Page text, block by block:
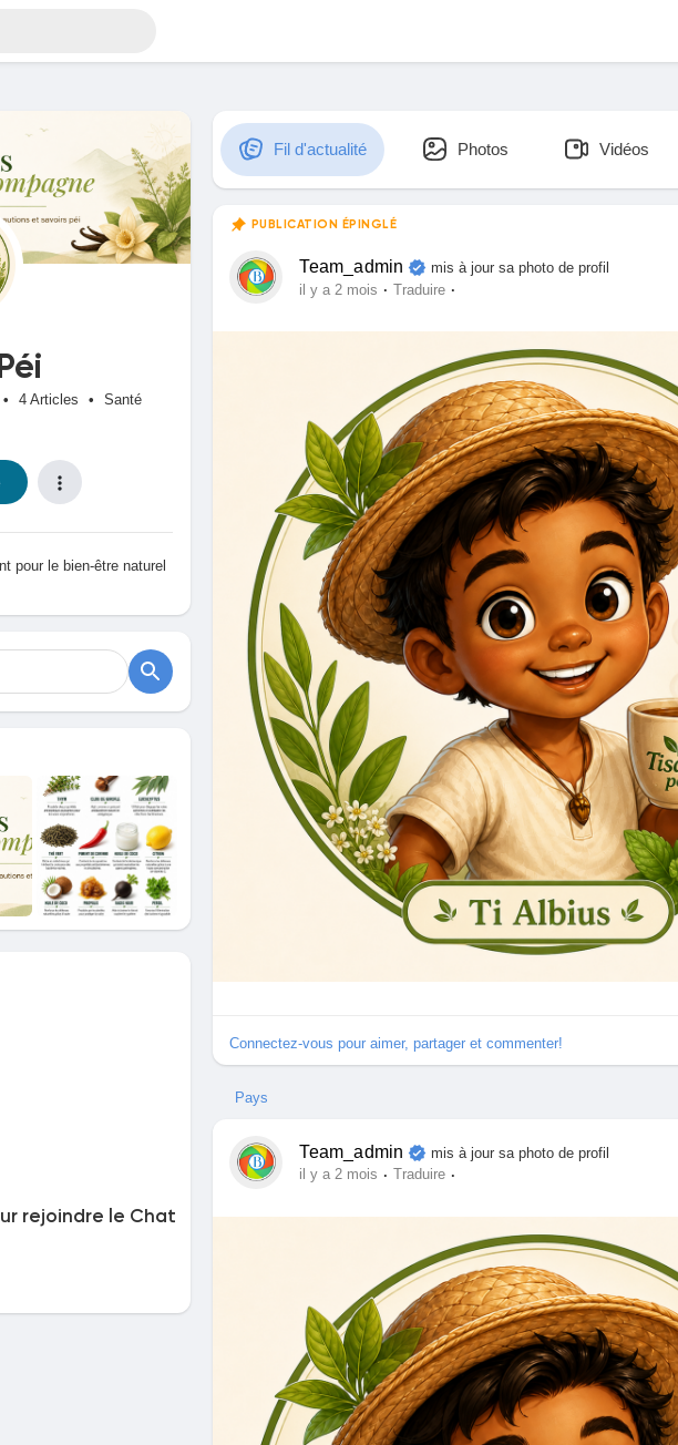
• 4 Articles •
Santé
pour le bien-être naturel
rejoindre le Chat
Fil d'actualité Photos Vidéos
PUBLICATION ÉPINGLÉ
Team_admin mis à jour sa photo de profil
il y a 2 mois · Traduire ·
Connectez-vous pour aimer, partager et commenter!
Pays
Team_admin mis à jour sa photo de profil
il y a 2 mois · Traduire ·